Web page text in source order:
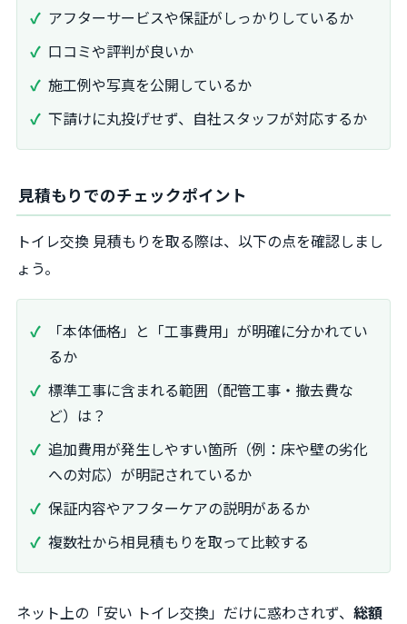
アフターサービスや保証がしっかりしているか
口コミや評判が良いか
施工例や写真を公開しているか
下請けに丸投げせず、自社スタッフが対応するか
見積もりでのチェックポイント
トイレ交換 見積もりを取る際は、以下の点を確認しまし
ょう。
「本体価格」と「工事費用」が明確に分かれてい
るか
標準工事に含まれる範囲（配管工事・撤去費な
ど）は？
追加費用が発生しやすい箇所（例：床や壁の劣化
への対応）が明記されているか
保証内容やアフターケアの説明があるか
複数社から相見積もりを取って比較する
ネット上の「安い トイレ交換」だけに惑わされず、 総額